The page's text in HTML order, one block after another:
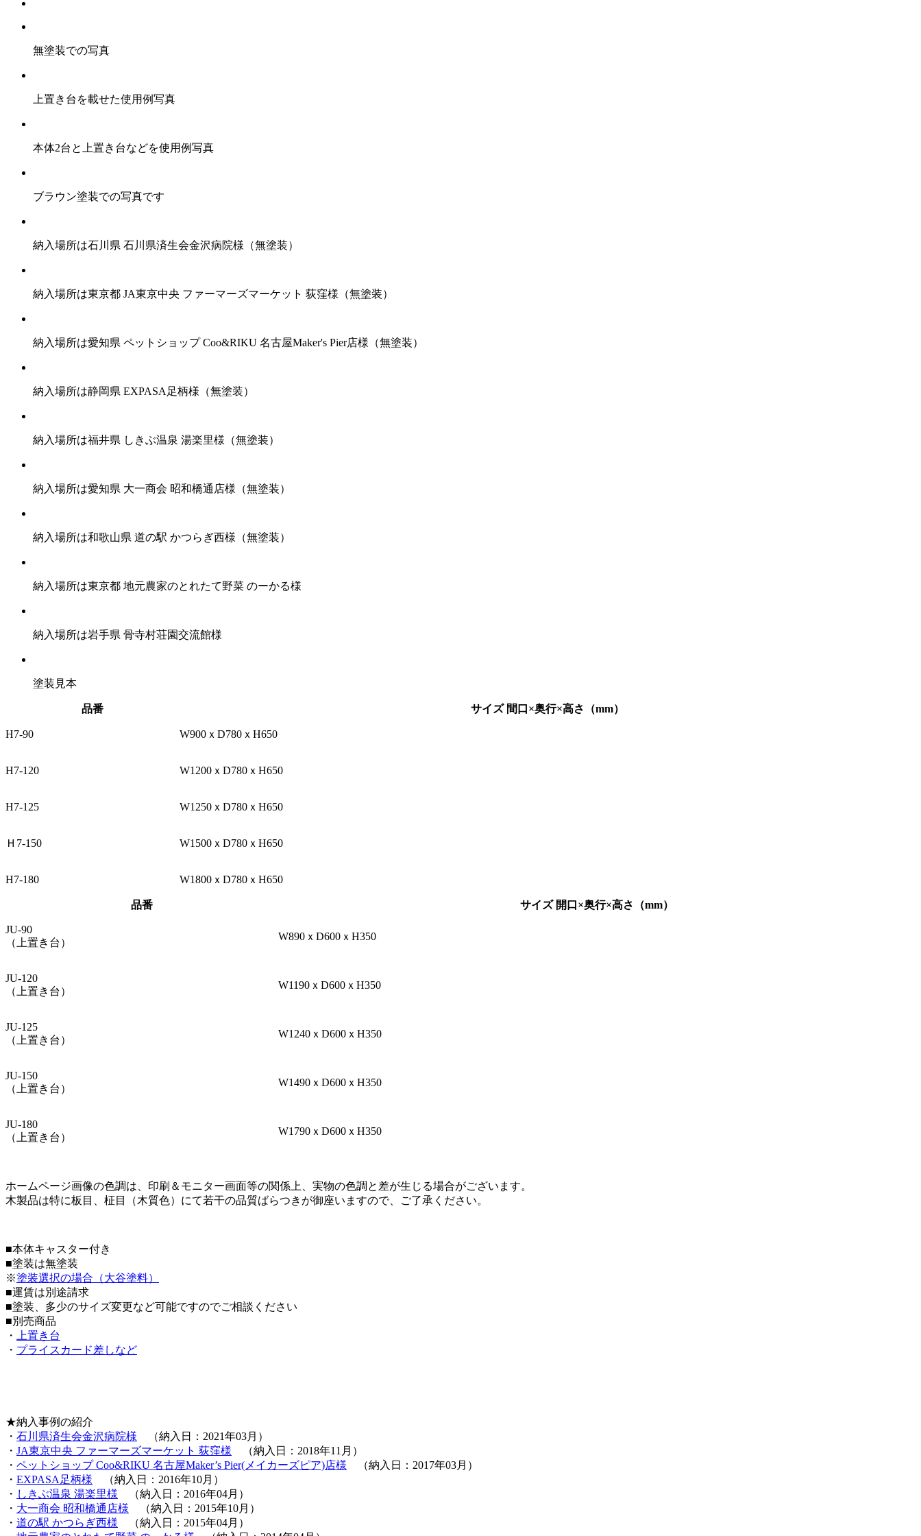
無塗装での写真
上置き台を載せた使用例写真
本体2台と上置き台などを使用例写真
ブラウン塗装での写真です
納入場所は石川県 石川県済生会金沢病院様（無塗装）
納入場所は東京都 JA東京中央 ファーマーズマーケット 荻窪様（無塗装）
納入場所は愛知県 ペットショップ Coo&RIKU 名古屋Maker's Pier店様（無塗装）
納入場所は静岡県 EXPASA足柄様（無塗装）
納入場所は福井県 しきぶ温泉 湯楽里様（無塗装）
納入場所は愛知県 大一商会 昭和橋通店様（無塗装）
納入場所は和歌山県 道の駅 かつらぎ西様（無塗装）
納入場所は東京都 地元農家のとれたて野菜 のーかる様
納入場所は岩手県 骨寺村荘園交流館様
塗装見本
品番 サイズ 間口×奥行×高さ（mm）
H7-90 W900ｘD780ｘH650
H7-120 W1200ｘD780ｘH650
H7-125 W1250ｘD780ｘH650
Ｈ7-150 W1500ｘD780ｘH650
H7-180 W1800ｘD780ｘH650
品番 サイズ 開口×奥行×高さ（mm）
JU-90
（上置き台）
W890ｘD600ｘH350
JU-120
（上置き台）
W1190ｘD600ｘH350
JU-125
（上置き台）
W1240ｘD600ｘH350
JU-150
（上置き台）
W1490ｘD600ｘH350
JU-180
（上置き台）
W1790ｘD600ｘH350
ホームページ画像の色調は、印刷＆モニター画面等の関係上、実物の色調と差が生じる場合がございます。
木製品は特に板目、柾目（木質色）にて若干の品質ばらつきが御座いますので、ご了承ください。
■本体キャスター付き
■塗装は無塗装
※塗装選択の場合（大谷塗料）
■運賃は別途請求
■塗装、多少のサイズ変更など可能ですのでご相談ください
■別売商品
・
上置き台
・ プライスカード差しなど
★納入事例の紹介
・ 石川県済生会金沢病院様 （納入日：2021年03月）
・ JA東京中央 ファーマーズマーケット 荻窪様 （納入日：2018年11月）
・ ペットショップ Coo&RIKU 名古屋Maker’s Pier(メイカーズピア)店様 （納入日：2017年03月）
・ EXPASA足柄様 （納入日：2016年10月）
・ しきぶ温泉 湯楽里様 （納入日：2016年04月）
・ 大一商会 昭和橋通店様 （納入日：2015年10月）
・ 道の駅 かつらぎ西様 （納入日：2015年04月）